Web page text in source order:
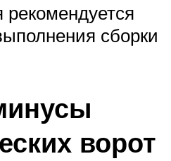
сборки
ворот